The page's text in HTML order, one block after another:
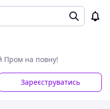
Пром на повну!
Зареєструватись